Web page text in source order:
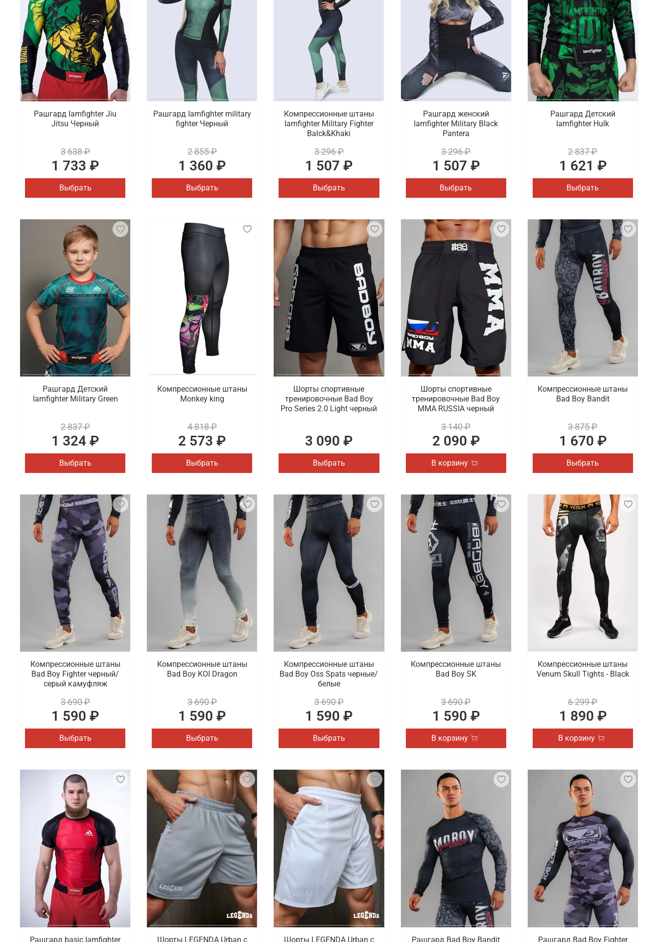
Рашгард Iamfighter Jiu
Jitsu Черный
3 638 ₽
1 733 ₽
Выбрать
Рашгард Iamfighter military
fighter Черный
2 855 ₽
1 360 ₽
Выбрать
Компрессионные штаны
Iamfighter Military Fighter
Balck&Khaki
3 296 ₽
1 507 ₽
Выбрать
Рашгард женский
Iamfighter Military Black
Pantera
3 296 ₽
1 507 ₽
Выбрать
Рашгард Детский
Iamfighter Hulk
2 837 ₽
1 621 ₽
Выбрать
Рашгард Детский
Iamfighter Military Green
2 837 ₽
1 324 ₽
Выбрать
Компрессионные штаны
Monkey king
4 818 ₽
2 573 ₽
Выбрать
Шорты спортивные
тренировочные Bad Boy
Pro Series 2.0 Light черный
3 090 ₽
Выбрать
Шорты спортивные
тренировочные Bad Boy
MMA RUSSIA черный
3 140 ₽
2 090 ₽
В корзину
Компрессионные штаны
Bad Boy Bandit
3 875 ₽
1 670 ₽
Выбрать
Компрессионные штаны
Bad Boy Fighter черный/
серый камуфляж
3 690 ₽
1 590 ₽
Выбрать
Компрессионные штаны
Bad Boy KOI Dragon
3 690 ₽
1 590 ₽
Выбрать
Компрессионные штаны
Bad Boy Oss Spats черные/
белые
3 690 ₽
1 590 ₽
Выбрать
Компрессионные штаны
Bad Boy SK
3 690 ₽
1 590 ₽
В корзину
Компрессионные штаны
Venum Skull Tights - Black
6 299 ₽
1 890 ₽
В корзину
Рашгард basic Iamfighter Шорты LEGENDA Urban c Шорты LEGENDA Urban c Рашгард Bad Boy Bandit Рашгард Bad Boy Fighter